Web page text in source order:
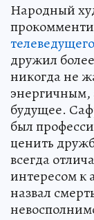
Народный
дружил
никогда не
будущее.
был
ценить
всегда
интересом к
назвал